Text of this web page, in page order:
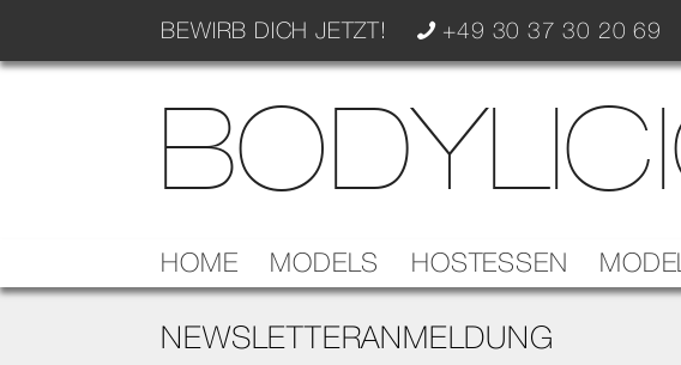
BEWIRB DICH JETZT! +49 30 37 30 20 69
HOME MODELS HOSTESSEN
NEWSLETTERANMELDUNG